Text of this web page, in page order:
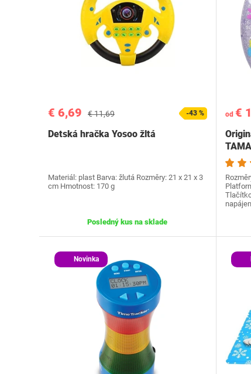
€ 6,69 € 11,69 -43 %
Detská hračka Yosoo žltá
Materiál: ‎plast Barva: ‎žlutá Rozměry: ‎21 x 21 x 3
cm Hmotnost: 170 g
Posledný kus na sklade
od €
Novinka